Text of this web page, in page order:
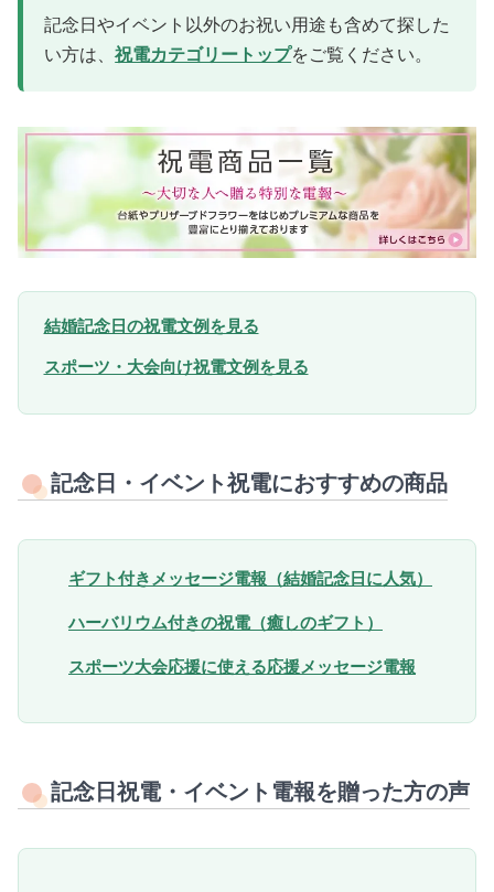
記念日やイベント以外のお祝い用途も含めて探した
い方は、祝電カテゴリートップをご覧ください。
結婚記念日の祝電文例を見る
スポーツ・大会向け祝電文例を見る
記念日・イベント祝電におすすめの商品
ギフト付きメッセージ電報（結婚記念日に人気）
ハーバリウム付きの祝電（癒しのギフト）
スポーツ大会応援に使える応援メッセージ電報
記念日祝電・イベント電報を贈った方の声